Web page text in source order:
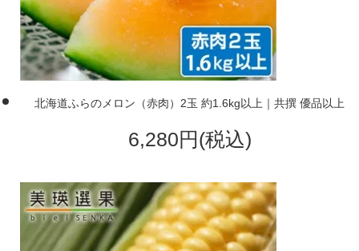
北海道ふらのメロン（赤肉）2玉 約1.6kg以上｜共撰 優品以上
6,280円(税込)